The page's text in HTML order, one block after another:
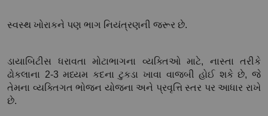
સ્વસ્થ ખોરાકને પણ ભાગ નિયંત્રણની જરૂર છે.
ડાયાબિટીસ ધરાવતા મોટાભાગના વ્યક્તિઓ માટે, નાસ્તા તરીકે
ઢોકલાના 2-3 મધ્યમ કદના ટુકડા ખાવા વાજબી હોઈ શકે છે, જે
તેમના વ્યક્તિગત ભોજન યોજના અને પ્રવૃત્તિ સ્તર પર આધાર રાખે
છે.